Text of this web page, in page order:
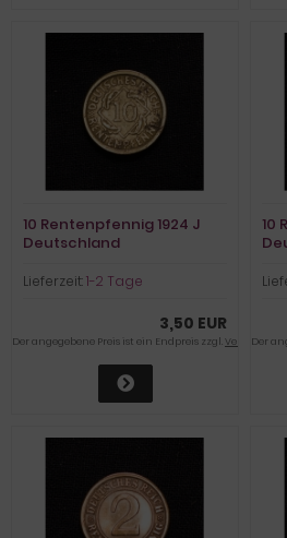
10 Rentenpfennig 1924 J
Deutschland
Lieferzeit:1-2 Tage
3,50 EUR
Der angegebene Preis ist ein Endpreis zzgl.
10
Der